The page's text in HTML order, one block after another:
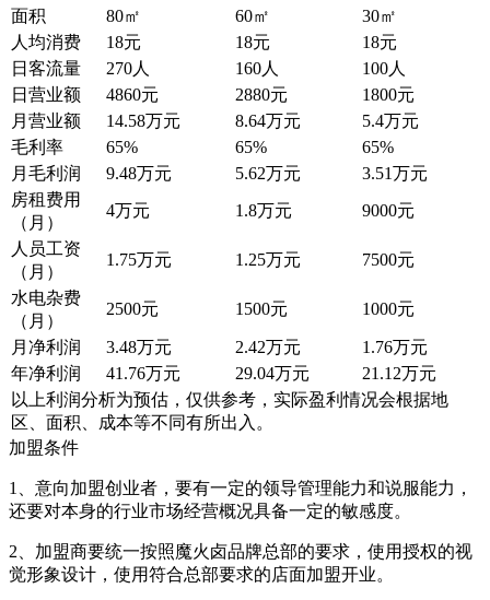
面积
80㎡ 60㎡
30㎡
人均消费
18元 18元
18元
日客流量
270人 160人
100人
日营业额
4860元 2880元
1800元
月营业额
14.58万元 8.64万元
5.4万元
毛利率
65% 65%
65%
月毛利润
9.48万元 5.62万元
3.51万元
房租费用
（月）
4万元 1.8万元 9000元
人员工资
（月）
1.75万元 1.25万元 7500元
水电杂费
（月）
2500元 1500元 1000元
月净利润 3.48万元 2.42万元
1.76万元
年净利润
41.76万元 29.04万元
21.12万元
以上利润分析为预估，仅供参考，实际盈利情况会根据地
区、面积、成本等不同有所出入。
加盟条件
1、意向加盟创业者，要有一定的领导管理能力和说服能力，
还要对本身的行业市场经营概况具备一定的敏感度。
2、加盟商要统一按照魔火卤品牌总部的要求，使用授权的视
觉形象设计，使用符合总部要求的店面加盟开业。